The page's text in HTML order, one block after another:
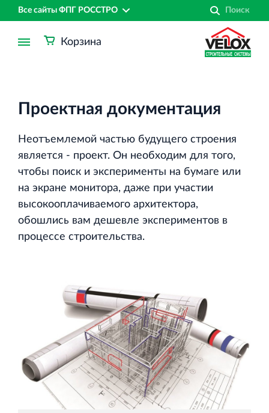
Все сайты ФПГ РОССТРО
Финансово‐промышленная группа РОССТРО
Строительная система ROSSTRO‐VELOX
Несъёмная опалубка из щепоцементных плит
Корзина
Проектная документация
Неотъемлемой частью будущего строения
является - проект. Он необходим для того,
чтобы поиск и эксперименты на бумаге или
на экране монитора, даже при участии
высокооплачиваемого архитектора,
обошлись вам дешевле экспериментов в
процессе строительства.